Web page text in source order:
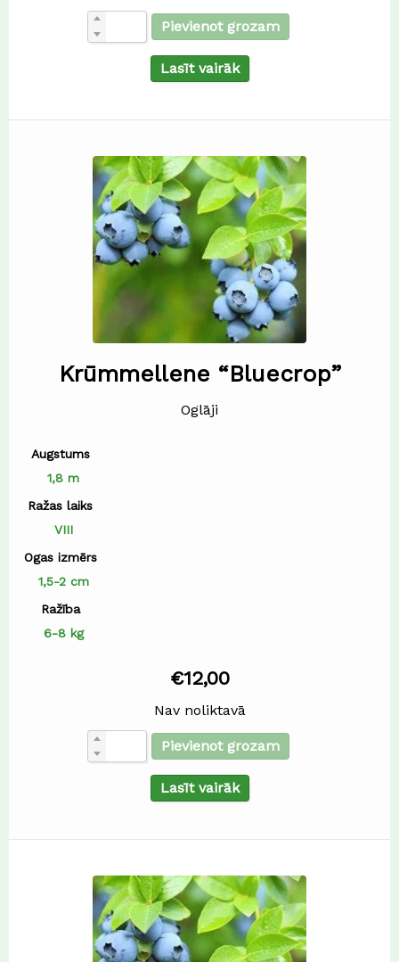
Pievienot grozam
Lasīt vairāk
Krūmmellene “Bluecrop”
Oglāji
Augstums
1,8 m
Ražas laiks
VIII
Ogas izmērs
1,5-2 cm
Ražība
6-8 kg
€12,00
Nav noliktavā
Pievienot grozam
Lasīt vairāk